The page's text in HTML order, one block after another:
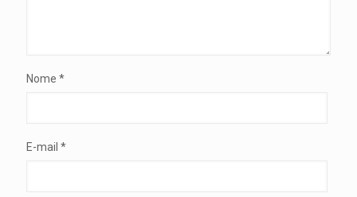
Nome *
E-mail *